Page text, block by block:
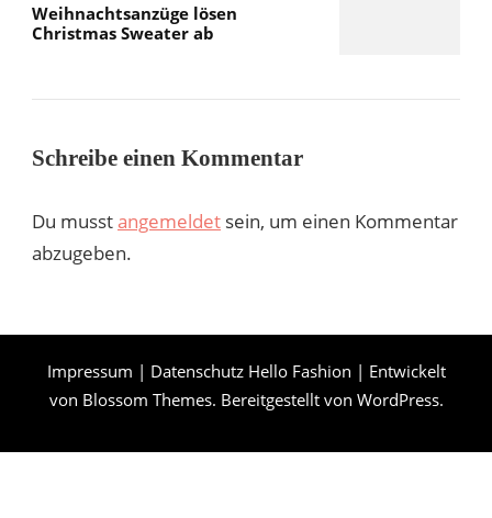
Weihnachtsanzüge lösen
Christmas Sweater ab
Schreibe einen Kommentar
Du musstangemeldet sein, um einen Kommentar
abzugeben.
Impressum | DatenschutzHello Fashion | Entwickelt
von Blossom Themes. Bereitgestellt von WordPress.